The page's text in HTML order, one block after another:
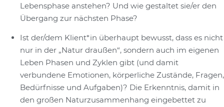
Lebensphase anstehen? Und wie gestaltet sie/er den
Übergang zur nächsten Phase?
Ist der/dem Klient*in überhaupt bewusst, dass es nicht
nur in der „Natur draußen“, sondern auch im eigenen
Leben Phasen und Zyklen gibt (und damit
verbundene Emotionen, körperliche Zustände, Fragen,
Bedürfnisse und Aufgaben)? Die Erkenntnis, damit in
den großen Naturzusammenhang eingebettet zu